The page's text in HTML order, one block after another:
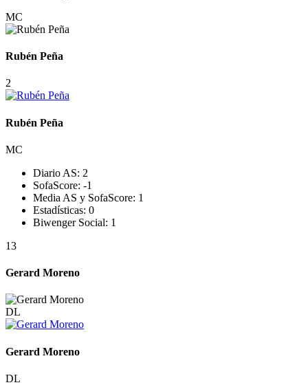
MC
Rubén Peña
2
Rubén Peña
MC
Diario AS: 2
SofaScore: -1
Media AS y SofaScore: 1
Estadísticas: 0
Biwenger Social: 1
13
Gerard Moreno
DL
Gerard Moreno
DL